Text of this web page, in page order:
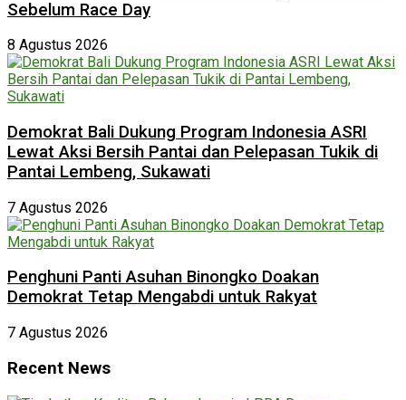
Sebelum Race Day
8 Agustus 2026
Demokrat Bali Dukung Program Indonesia ASRI
Lewat Aksi Bersih Pantai dan Pelepasan Tukik di
Pantai Lembeng, Sukawati
7 Agustus 2026
Penghuni Panti Asuhan Binongko Doakan
Demokrat Tetap Mengabdi untuk Rakyat
7 Agustus 2026
Recent News